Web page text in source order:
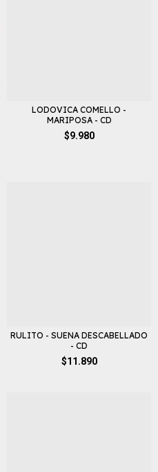
LODOVICA COMELLO -
MARIPOSA - CD
$9.980
RULITO - SUENA DESCABELLADO
- CD
$11.890